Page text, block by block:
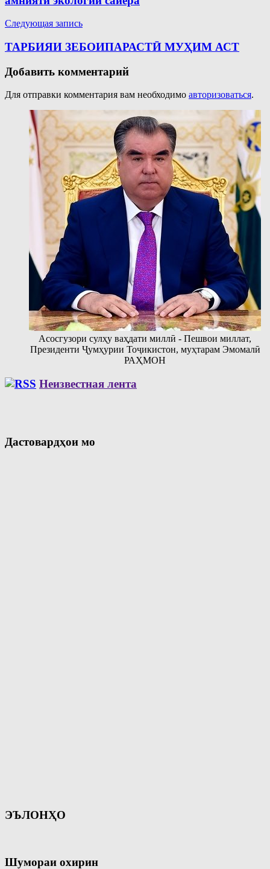
Следующая запись
ТАРБИЯИ ЗЕБОИПАРАСТӢ МУҲИМ АСТ
Добавить комментарий
Для отправки комментария вам необходимо авторизоваться.
Асосгузори сулҳу ваҳдати миллӣ - Пешвои миллат,
Президенти Ҷумҳурии Тоҷикистон, муҳтарам Эмомалӣ
РАҲМОН
Неизвестная лента
Дастовардҳои мо
ЭЪЛОНҲО
Шумораи охирин